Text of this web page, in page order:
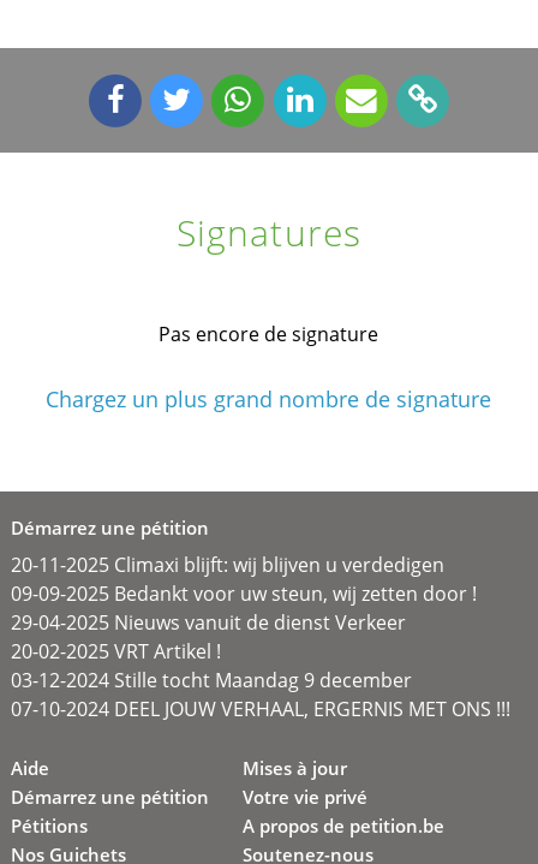
Signatures
Pas encore de signature
Chargez un plus grand nombre de signature
Démarrez une pétition
20-11-2025 Climaxi blijft: wij blijven u verdedigen
09-09-2025 Bedankt voor uw steun, wij zetten door !
29-04-2025 Nieuws vanuit de dienst Verkeer
20-02-2025 VRT Artikel !
03-12-2024 Stille tocht Maandag 9 december
07-10-2024 DEEL JOUW VERHAAL, ERGERNIS MET ONS !!!
Aide
Démarrez une pétition
Pétitions
Nos Guichets
Mises à jour
Votre vie privé
A propos de petition.be
Soutenez-nous